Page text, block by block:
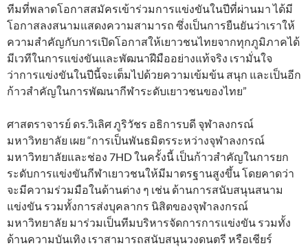
ทีมที่พลาดโอกาสสมัครเข้าร่วมการแข่งขันในปีที่ผ่านมา ได้มี
โอกาสลงสนามแสดงความสามารถ ซึ่งเป็นการยืนยันว่าเราให้
ความสำคัญกับการเปิดโอกาสให้เยาวชนไทยจากทุกภูมิภาคได้
มีเวทีในการแข่งขันและพัฒนาฝีมืออย่างแท้จริง เรามั่นใจ
ว่าการแข่งขันในปีนี้จะเต็มไปด้วยความเข้มข้น สนุก และเป็นอีก
ก้าวสำคัญในการพัฒนากีฬาระดับเยาวชนของไทย”
ศาสตราจารย์ ดร.วิเลิศ ภูริวัชร อธิการบดี จุฬาลงกรณ์
มหาวิทยาลัย เผย “การเป็นพันธมิตรระหว่างจุฬาลงกรณ์
มหาวิทยาลัยและช่อง 7HD ในครั้งนี้ เป็นก้าวสำคัญในการยก
ระดับการแข่งขันกีฬาเยาวชนให้มีมาตรฐานสูงขึ้น โดยคาดว่า
จะมีความร่วมมือในด้านต่าง ๆ เช่น ด้านการสนับสนุนสนาม
แข่งขัน รวมทั้งการส่งบุคลากร นิสิตของจุฬาลงกรณ์
มหาวิทยาลัย มาร่วมเป็นทีมบริหารจัดการการแข่งขัน รวมทั้ง
ด้านความบันเทิง เราสามารถสนับสนุนวงดนตรี หรือเชียร์